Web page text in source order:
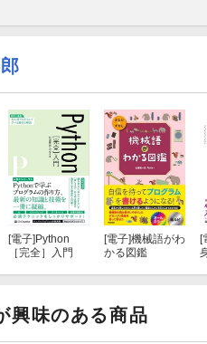
てのゲームをより楽しむきっ
る若いライトユーザーから古の
ーマーまで
（1971-1978）
[電子]Python
［完全］入門
[電子]機械語がわ
かる図鑑
[
興味のある商品